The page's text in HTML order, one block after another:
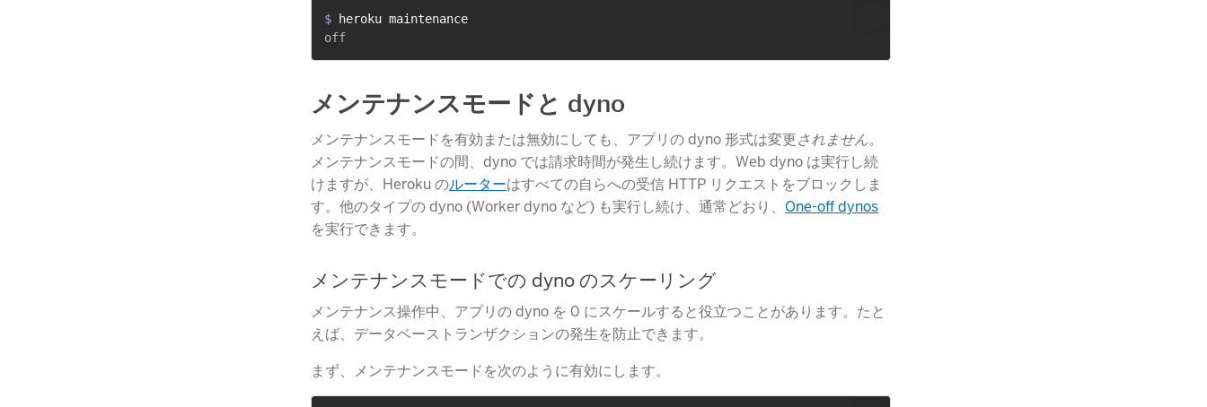
$
heroku maintenance
メンテナンスモードと dyno
メンテナンスモードを有効または無効にしても、アプリの dyno 形式は変更​されません​。
メンテナンスモードの間、dyno では請求時間が発生し続けます。Web dyno は実行し続
けますが、Heroku のルーター​はすべての自らへの受信 HTTP リクエストをブロックしま
す。他のタイプの dyno (Worker dyno など) も実行し続け、通常どおり、 One-off dynos
を実行できます。
メンテナンスモードでの dyno のスケーリング
メンテナンス操作中、アプリの dyno を 0 にスケールすると役立つことがあります。たと
えば、データベーストランザクションの発生を防止できます。
まず、メンテナンスモードを次のように有効にします。